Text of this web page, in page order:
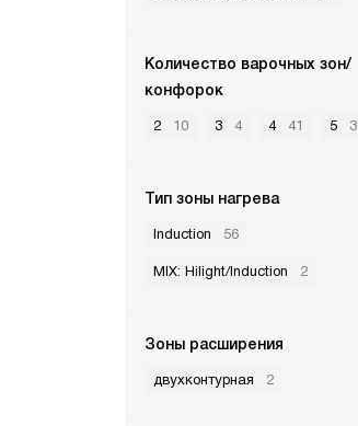
Количество варочных зон/
конфорок
2 10 3 4 4 41 5 3
Тип зоны нагрева
Induction 56
MIX: Hilight/Induction 2
Зоны расширения
двухконтурная 2